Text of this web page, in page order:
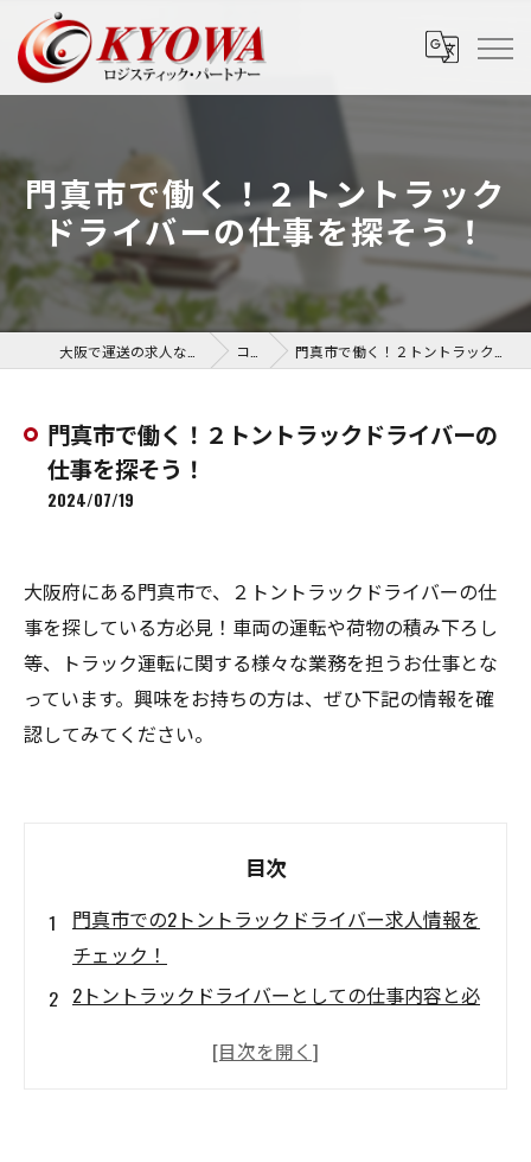
門真市で働く！２トントラック
ドライバーの仕事を探そう！
コラム 門真市で働く！２トントラックドライバーの仕事を探そう！
門真市で働く！２トントラックドライバーの
仕事を探そう！
2024/07/19
大阪府にある門真市で、２トントラックドライバーの仕
事を探している方必見！車両の運転や荷物の積み下ろし
等、トラック運転に関する様々な業務を担うお仕事とな
っています。興味をお持ちの方は、ぜひ下記の情報を確
認してみてください。
目次
門真市での2トントラックドライバー求人情報を
チェック！
2トントラックドライバーとしての仕事内容と必
2トントラックドライバーの平均時給や月収はい